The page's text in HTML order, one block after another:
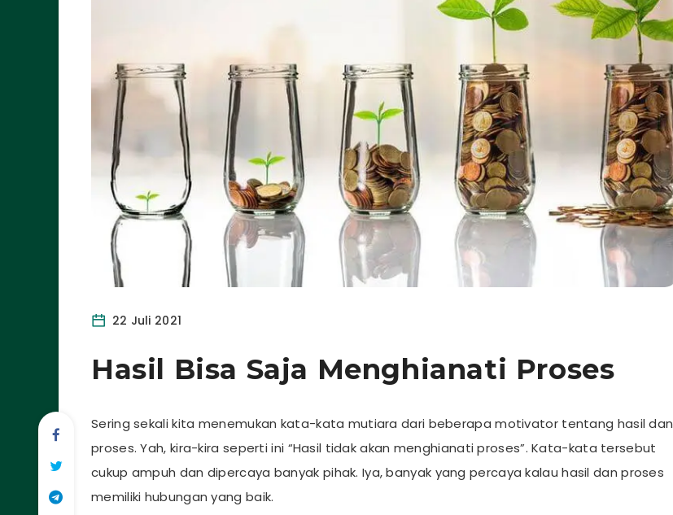
22 Juli 2021
Hasil Bisa Saja Menghianati Proses
Sering sekali kita menemukan kata-kata mutiara dari beberapa motivator tentang hasil dan
proses. Yah, kira-kira seperti ini “Hasil tidak akan menghianati proses”. Kata-kata tersebut
cukup ampuh dan dipercaya banyak pihak. Iya, banyak yang percaya kalau hasil dan proses
memiliki hubungan yang baik.